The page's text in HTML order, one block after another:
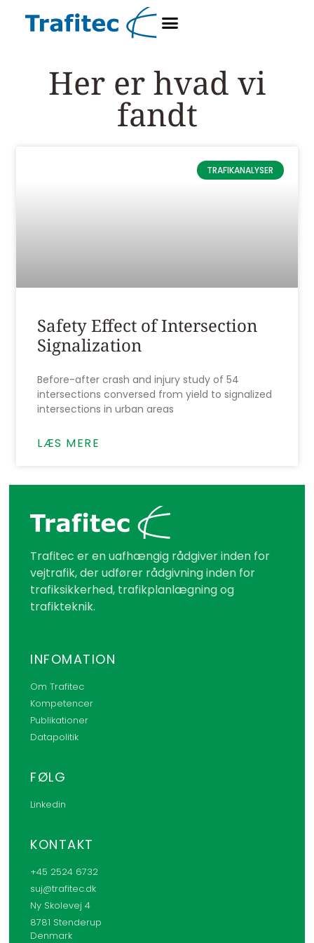
Her er hvad vi
fandt
TRAFIKANALYSER
Safety Effect of Intersection
Signalization
Before-after crash and injury study of 54
intersections conversed from yield to signalized
intersections in urban areas
LÆS MERE
Trafitec er en uafhængig rådgiver inden for
vejtrafik, der udfører rådgivning inden for
trafiksikkerhed, trafikplanlægning og
trafikteknik.
INFOMATION
Om Trafitec
Kompetencer
Publikationer
Datapolitik
FØLG
Linkedin
KONTAKT
+45 2524 6732
suj@trafitec.dk
Ny Skolevej 4
8781 Stenderup
Denmark